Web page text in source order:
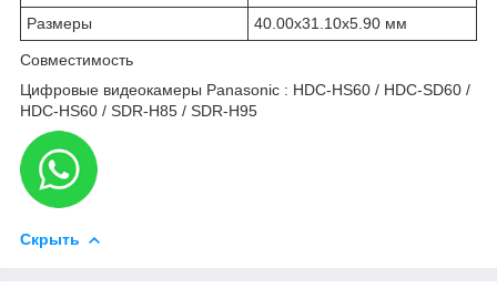
Размеры
40.00x31.10x5.90 мм
Совместимость
Цифровые видеокамеры Panasonic : HDC-HS60 / HDC-SD60 /
HDC-HS60 / SDR-H85 / SDR-H95
Скрыть